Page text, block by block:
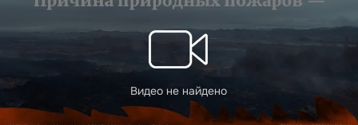
Видео не найдено